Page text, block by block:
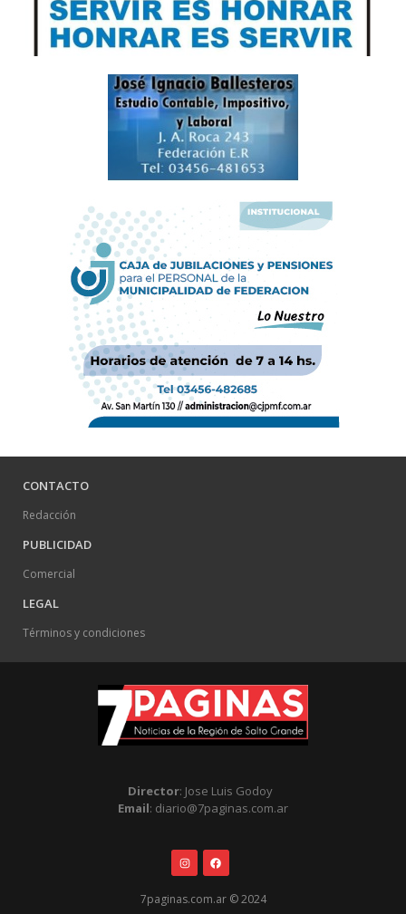
CONTACTO
Redacción
PUBLICIDAD
Comercial
LEGAL
Términos y condiciones
Director: Jose Luis Godoy
Email: diario@7paginas.com.ar
7paginas.com.ar © 2024